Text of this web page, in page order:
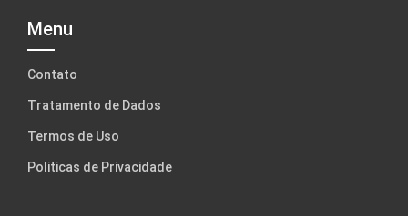
Menu
Contato
Tratamento de Dados
Termos de Uso
Politicas de Privacidade